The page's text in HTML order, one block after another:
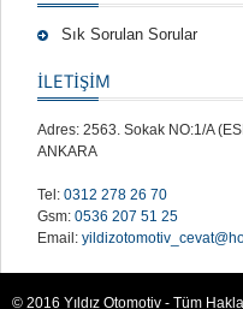
Sık Sorulan Sorular
İLETİŞİM
Adres: 2563. Sokak NO:1/A
ANKARA
Tel: 0312 278 26 70
Gsm: 0536 207 51 25
Email:
© 2016 Yıldız Otomotiv - Tüm